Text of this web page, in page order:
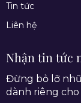
Tin tức
Liên hệ
Nhận tin tức
Đừng bỏ lỡ
dành riêng cho